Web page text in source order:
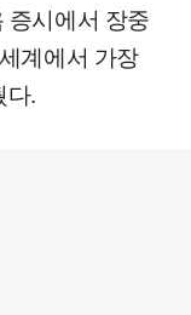
증시에서 장중
계에서 가장
다.